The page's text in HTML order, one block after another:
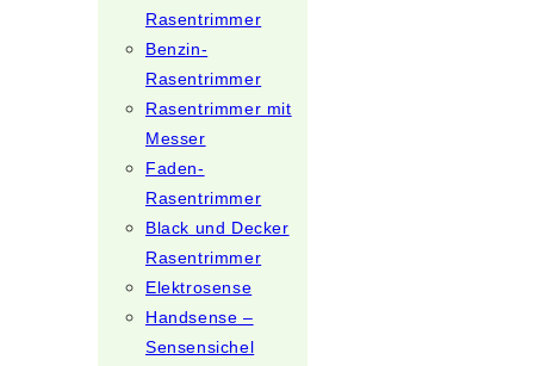
Rasentrimmer
Benzin-
Rasentrimmer
Rasentrimmer mit
Messer
Faden-
Rasentrimmer
Black und Decker
Rasentrimmer
Elektrosense
Handsense –
Sensensichel